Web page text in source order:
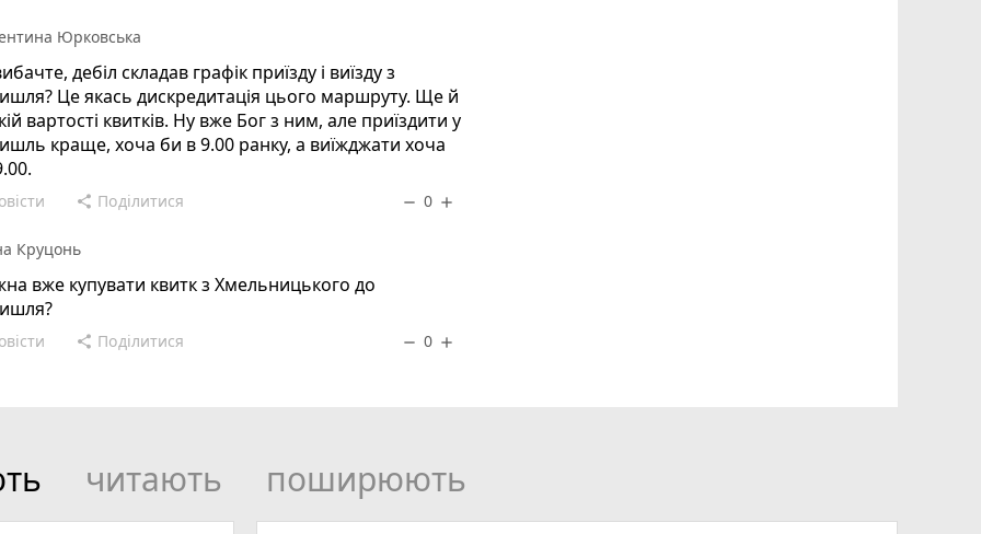
Юрковська
дебіл складав графік приїзду і виїзду з
Це якась дискредитація цього маршруту. Ще й
вартості квитків. Ну вже Бог з ним, але приїздити у
краще, хоча би в 9.00 ранку, а виїжджати хоча
share Поділитися remove 0 add
Круцонь
вже купувати квитк з Хмельницького до
share Поділитися remove 0 add
читають поширюють